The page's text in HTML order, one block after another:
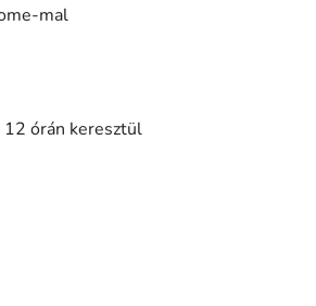
mal
12 órán keresztül